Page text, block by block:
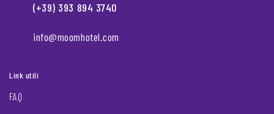
(+39) 393 894 3740
info@moomhotel.com
Link utili
FAQ